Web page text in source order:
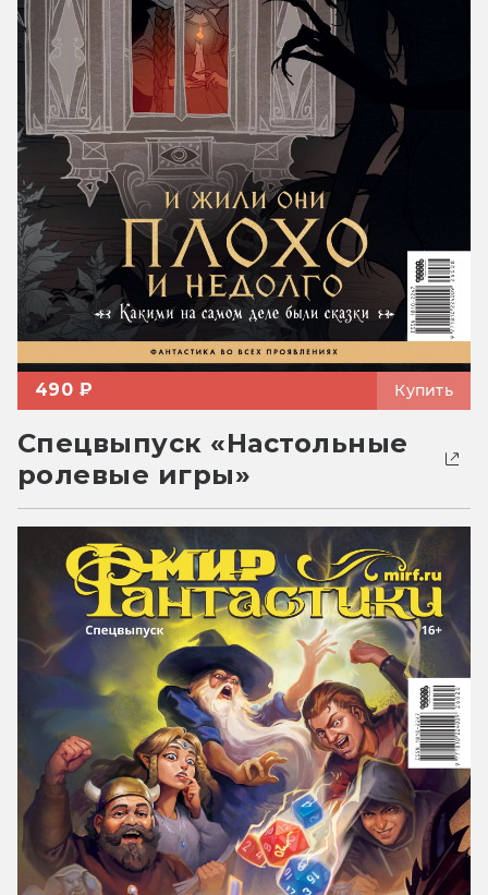
490 ₽ Купить
Спецвыпуск «Настольные
ролевые игры»